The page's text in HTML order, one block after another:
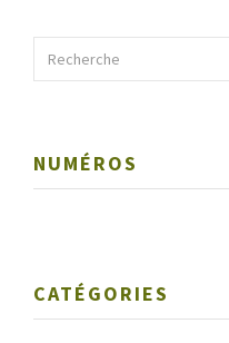
NUMÉROS
CATÉGORIES